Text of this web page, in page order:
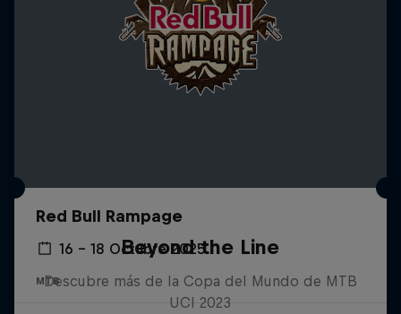
Red Bull Rampage
16 – 18 Octubre 2025
MTB
Beyond the Line
Descubre más de la Copa del Mundo de MTB
UCI 2023